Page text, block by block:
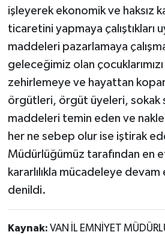
işleyerek ekonomik ve haksız
ticaretini yapmaya çalıştıkları
maddeleri pazarlamaya
geleceğimiz olan
zehirlemeye ve hayattan
örgütleri, örgüt üyeleri, sokak
maddeleri temin eden ve
her ne sebep olur ise iştirak
Müdürlüğümüz tarafından en
kararlılıkla mücadeleye
denildi.
Kaynak: VAN İL EMNİYET